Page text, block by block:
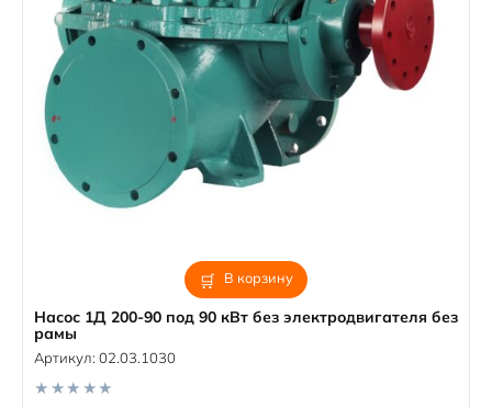
В корзину
Насос 1Д 200-90 под 90 кВт без электродвигателя без
рамы
Артикул: 02.03.1030